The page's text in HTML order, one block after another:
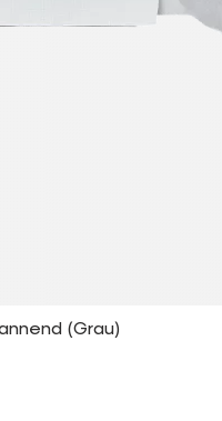
(Grau)